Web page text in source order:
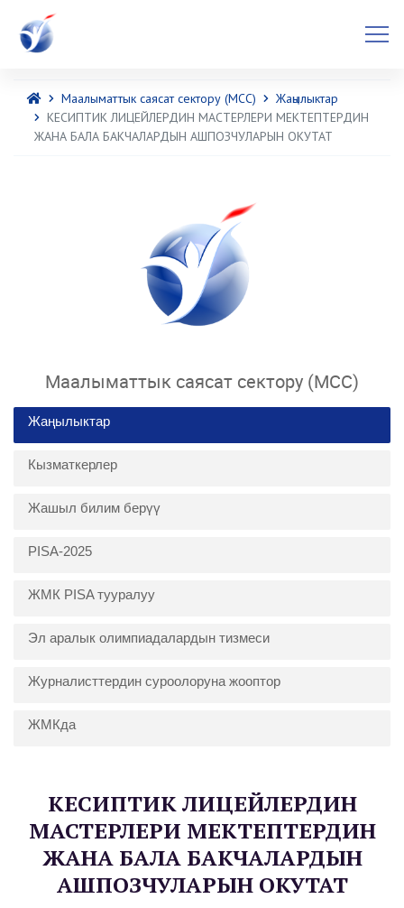
Маалыматтык саясат сектору (МСС)
Жаңылыктар
КЕСИПТИК ЛИЦЕЙЛЕРДИН МАСТЕРЛЕРИ МЕКТЕПТЕРДИН
ЖАНА БАЛА БАКЧАЛАРДЫН АШПОЗЧУЛАРЫН ОКУТАТ
Маалыматтык саясат сектору (МСС)
Жаңылыктар
Кызматкерлер
Жашыл билим берүү
PISA-2025
ЖМК PISA тууралуу
Эл аралык олимпиадалардын тизмеси
Журналисттердин суроолоруна жооптор
ЖМКда
КЕСИПТИК ЛИЦЕЙЛЕРДИН
МАСТЕРЛЕРИ МЕКТЕПТЕРДИН
ЖАНА БАЛА БАКЧАЛАРДЫН
АШПОЗЧУЛАРЫН ОКУТАТ